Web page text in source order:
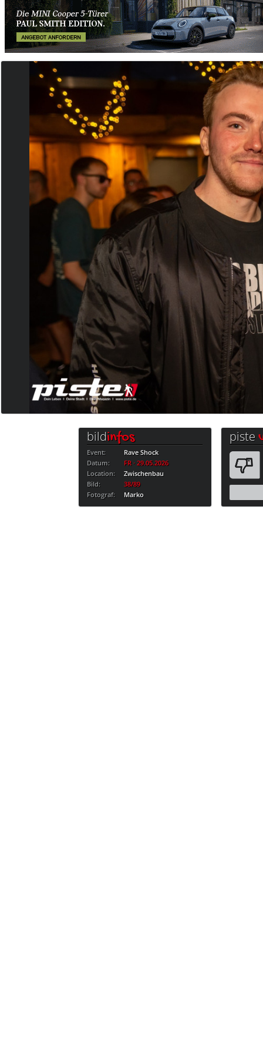
bildinfos
Event:
Rave Shock
Datum:
FR · 29.05.2026
Location:
Zwischenbau
Bild:
38/89
Fotograf:
Marko
piste